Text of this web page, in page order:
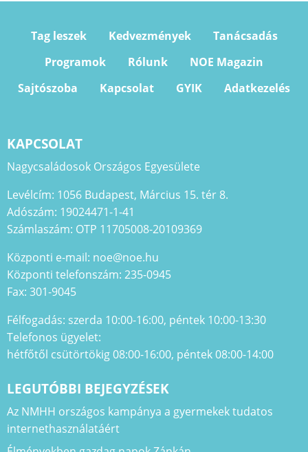
Tag leszek Kedvezmények
Tanácsadás
Programok
Rólunk
NOE Magazin
Sajtószoba
Kapcsolat GYIK Adatkezelés
KAPCSOLAT
Nagycsaládosok Országos Egyesülete
Levélcím: 1056 Budapest, Március 15. tér 8.
Adószám: 19024471-1-41
Számlaszám: OTP 11705008-20109369
Központi e-mail: noe@noe.hu
Központi telefonszám: 235-0945
Fax: 301-9045
Félfogadás: szerda 10:00-16:00, péntek 10:00-13:30
Telefonos ügyelet:
hétfőtől csütörtökig 08:00-16:00, péntek 08:00-14:00
LEGUTÓBBI BEJEGYZÉSEK
Az NMHH országos kampánya a gyermekek tudatos
internethasználatáért